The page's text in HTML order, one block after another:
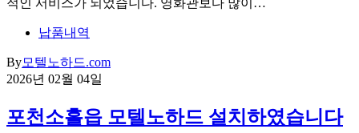
납품내역
By모텔노하드.com
2026년 02월 04일
포천소흘읍 모텔노하드 설치하였습니다